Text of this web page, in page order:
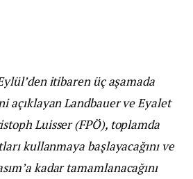
itibaren üç aşamada
açıklayan Landbauer ve Eyalet
Luisser (FPÖ), toplamda
kullanmaya başlayacağını ve
kadar tamamlanacağını